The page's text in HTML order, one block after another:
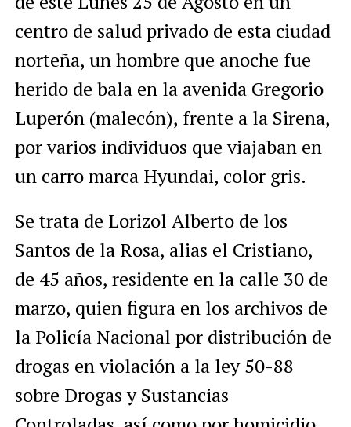
centro de salud privado de esta ciudad
norteña, un hombre que anoche fue
herido de bala en la avenida Gregorio
Luperón (malecón), frente a la Sirena,
por varios individuos que viajaban en
un carro marca Hyundai, color gris.
Se trata de Lorizol Alberto de los
Santos de la Rosa, alias el Cristiano,
de 45 años, residente en la calle 30 de
marzo, quien figura en los archivos de
la Policía Nacional por distribución de
drogas en violación a la ley 50-88
sobre Drogas y Sustancias